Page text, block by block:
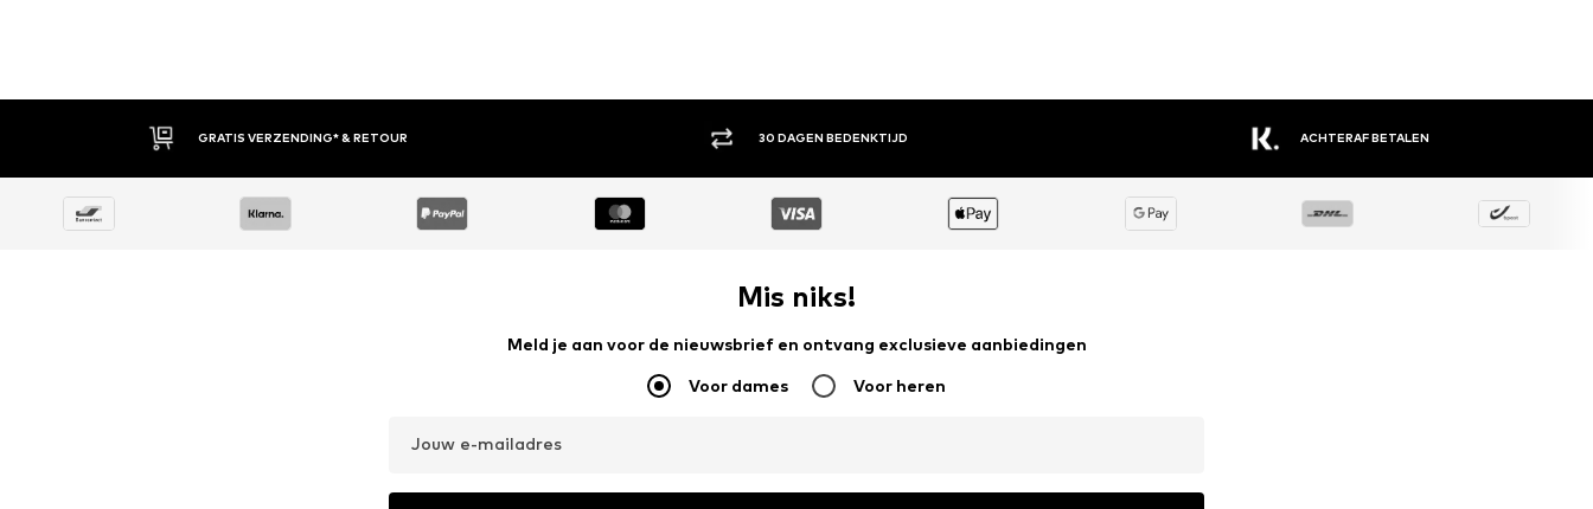
30 DAGEN BEDENKTIJD ACHTERAF BETALEN EEN GROOT ASSORTIMENT AAN MERKEN
Mis niks!
Meld je aan voor de nieuwsbrief en ontvang exclusieve aanbiedingen
Voor dames Voor heren
Jouw e-mailadres